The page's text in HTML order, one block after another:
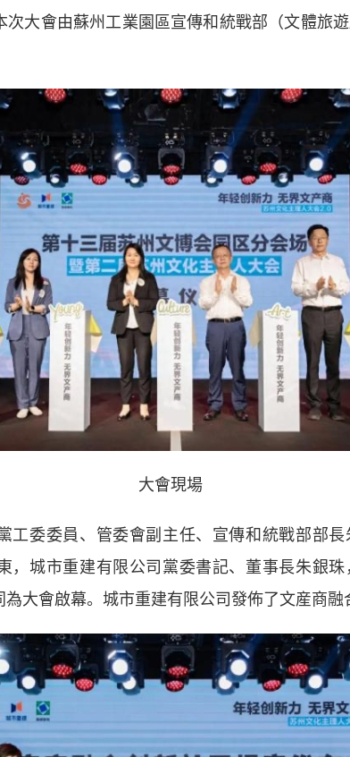
次大會由蘇州工業園區宣傳和統戰部（文體旅
大會現場
委委員、管委會副主任、宣傳和統戰部部長
，城市重建有限公司黨委書記、董事長朱銀
大會啟幕。城市重建有限公司發佈了文産商融